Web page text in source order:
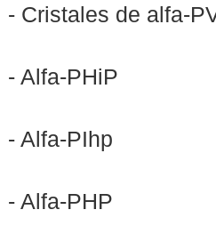
- Cristales de alfa-
- Alfa-PHiP
- Alfa-PIhp
- Alfa-PHP